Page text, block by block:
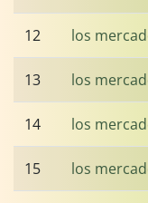
12 los
13 los
14 los
15 los